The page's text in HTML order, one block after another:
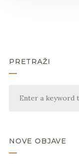
PRETRAŽI
NOVE OBJAVE